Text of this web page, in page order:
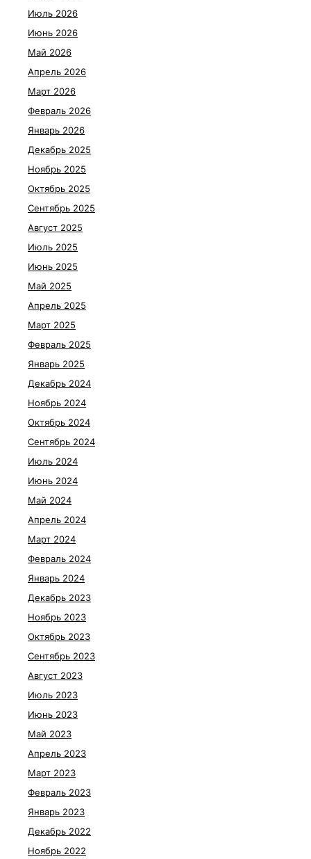
Июль 2026
Июнь 2026
Май 2026
Апрель 2026
Март 2026
Февраль 2026
Январь 2026
Декабрь 2025
Ноябрь 2025
Октябрь 2025
Сентябрь 2025
Август 2025
Июль 2025
Июнь 2025
Май 2025
Апрель 2025
Март 2025
Февраль 2025
Январь 2025
Декабрь 2024
Ноябрь 2024
Октябрь 2024
Сентябрь 2024
Июль 2024
Июнь 2024
Май 2024
Апрель 2024
Март 2024
Февраль 2024
Январь 2024
Декабрь 2023
Ноябрь 2023
Октябрь 2023
Сентябрь 2023
Август 2023
Июль 2023
Июнь 2023
Май 2023
Апрель 2023
Март 2023
Февраль 2023
Январь 2023
Декабрь 2022
Ноябрь 2022